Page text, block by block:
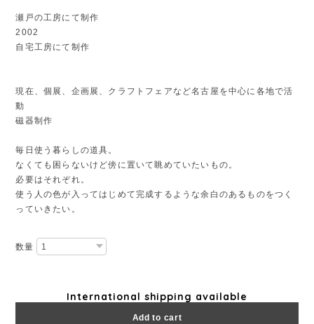
瀬戸の工房にて制作
2002
自宅工房にて制作
現在、個展、企画展、クラフトフェアなど名古屋を中心に各地で活
動
磁器制作
毎日使う暮らしの道具。
なくても困らないけど傍に置いて眺めていたいもの。
必要はそれぞれ。
使う人の色が入ってはじめて完成するような余白のあるものをつく
っていきたい。
数量
International shipping available
Add to cart